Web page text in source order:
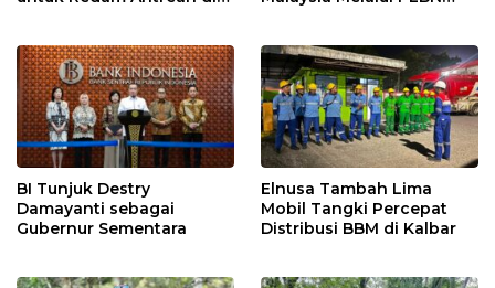
BI Tunjuk Destry
Damayanti sebagai
Gubernur Sementara
Elnusa Tambah Lima
Mobil Tangki Percepat
Distribusi BBM di Kalbar